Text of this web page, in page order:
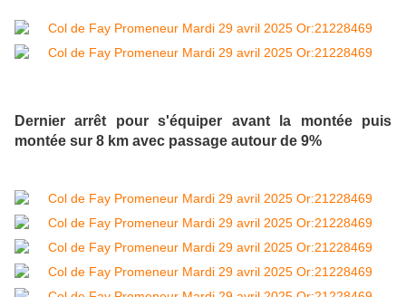
Dernier arrêt pour s'équiper avant la montée puis
montée sur 8 km avec passage autour de 9%